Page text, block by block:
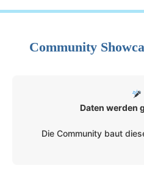
Community
Daten werden
Die Community baut